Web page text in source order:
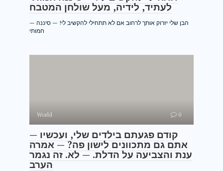
לעתיד, לידיה, מעל שולחן המטבח
— הבן שלי יזרוק אותך לרחוב אם לא תתחילי להקשיב לי! — סיננה
חמותי
World 0
— קודם פגעתם בילדים שלי, ועכשיו
אתם גם מתכוונים לישון פה? — אמרה
ענת והצביעה על הדלת. — לא. זה נגמר
הערב